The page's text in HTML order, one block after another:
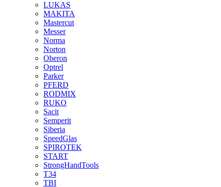
LUKAS
MAKITA
Mastercut
Messer
Norma
Norton
Oberon
Optrel
Parker
PFERD
RODMIX
RUKO
Sacit
Semperit
Siberia
SpeedGlas
SPIROTEK
START
StrongHandTools
T34
TBI